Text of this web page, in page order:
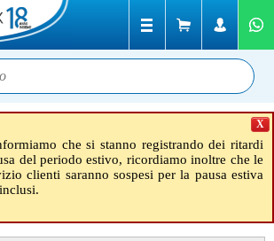
che si stanno registrando dei ritardi
del periodo estivo, ricordiamo inoltre che le
clienti saranno sospesi per la pausa estiva
X